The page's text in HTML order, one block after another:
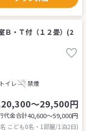
Ｂ・Ｔ付（１２畳）(2
トイレ 禁煙
20,300～29,500円
代金合計40,600〜59,000円
こども0名・1部屋/1泊2日)